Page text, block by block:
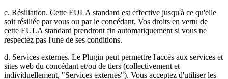
c. Résiliation. Cette EULA standard est effective jusqu'à ce qu'elle
soit résiliée par vous ou par le concédant. Vos droits en vertu de
cette EULA standard prendront fin automatiquement si vous ne
respectez pas l'une de ses conditions.
d. Services externes. Le Plugin peut permettre l'accès aux services et
sites web du concédant et/ou de tiers (collectivement et
individuellement, "Services externes"). Vous acceptez d'utiliser les